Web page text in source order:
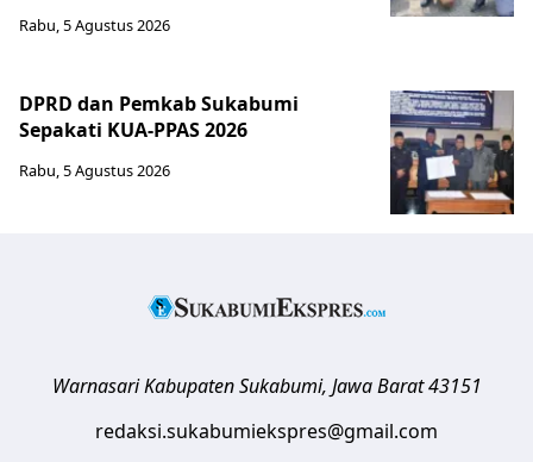
Rabu, 5 Agustus 2026
DPRD dan Pemkab Sukabumi
Sepakati KUA-PPAS 2026
Rabu, 5 Agustus 2026
Warnasari Kabupaten Sukabumi, Jawa Barat 43151
redaksi.sukabumiekspres@gmail.com